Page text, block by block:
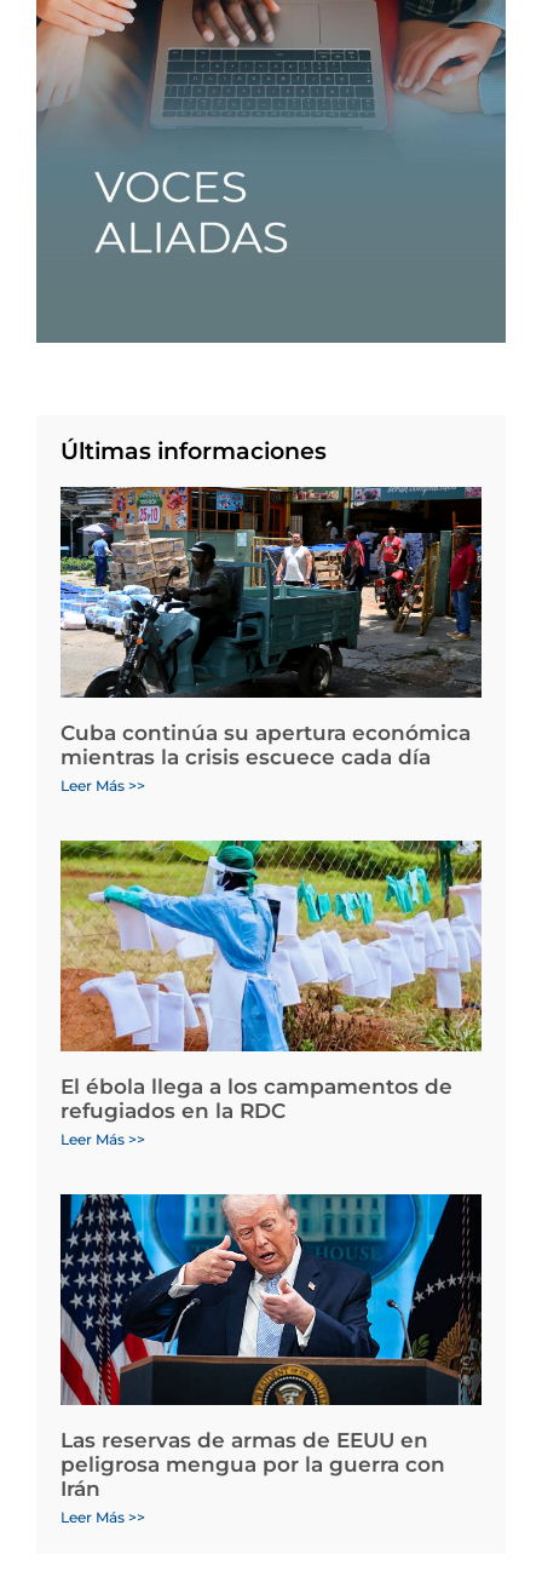
Últimas informaciones
Cuba continúa su apertura económica
mientras la crisis escuece cada día
Leer Más >>
El ébola llega a los campamentos de
refugiados en la RDC
Leer Más >>
Las reservas de armas de EEUU en
peligrosa mengua por la guerra con
Irán
Leer Más >>